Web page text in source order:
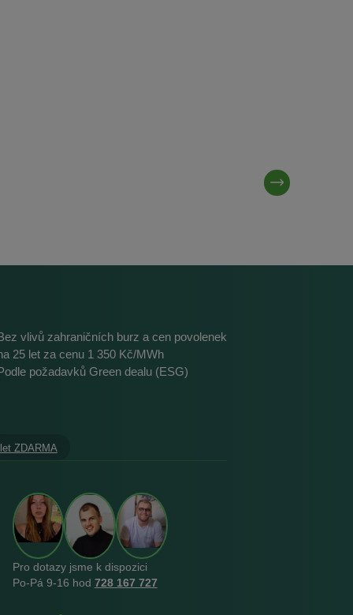
vlivů zahraničních burz a cen povolenek
25 let za cenu 1 350 Kč/MWh
požadavků Green dealu (ESG)
ZDARMA
Pro dotazy jsme k dispozici
Po‑Pá 9‑16 hod 728 167 727